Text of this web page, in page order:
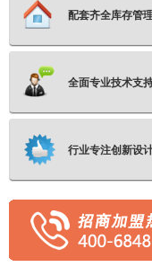
配套齐全库存管
全面专业技术支
行业专注创新设